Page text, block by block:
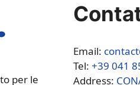
per le
Email:
Tel: +39 041
Address: